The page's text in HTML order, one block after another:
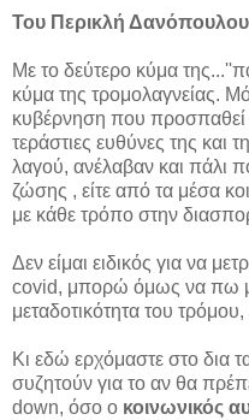
Του Περικλή Δανόπουλου
Με το δεύτερο κύμα
κύμα της τρομολαγνείας.
κυβέρνηση που προσπαθεί
τεράστιες ευθύνες της και
λαγού, ανέλαβαν και πάλι
ζώσης , είτε από τα μέσα
με κάθε τρόπο στην
Δεν είμαι ειδικός για να
covid, μπορώ όμως να πω
μεταδοτικότητα του
Κι εδώ ερχόμαστε στο δια
συζητούν για το αν θα
down, όσο ο κοινωνικός